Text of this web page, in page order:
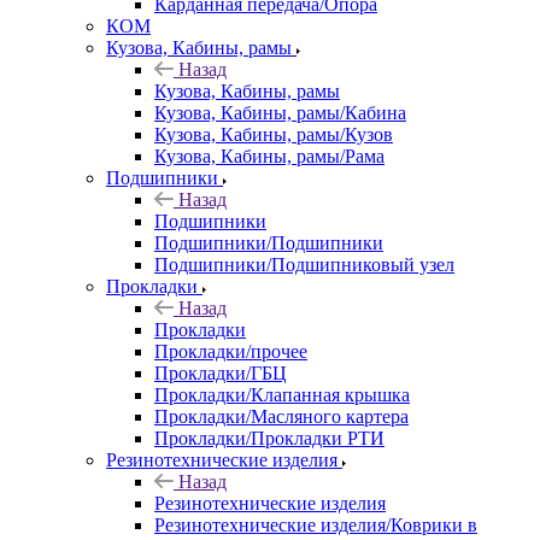
Карданная передача/Опора
КОМ
Кузова, Кабины, рамы
Назад
Кузова, Кабины, рамы
Кузова, Кабины, рамы/Кабина
Кузова, Кабины, рамы/Кузов
Кузова, Кабины, рамы/Рама
Подшипники
Назад
Подшипники
Подшипники/Подшипники
Подшипники/Подшипниковый узел
Прокладки
Назад
Прокладки
Прокладки/прочее
Прокладки/ГБЦ
Прокладки/Клапанная крышка
Прокладки/Масляного картера
Прокладки/Прокладки РТИ
Резинотехнические изделия
Назад
Резинотехнические изделия
Резинотехнические изделия/Коврики в